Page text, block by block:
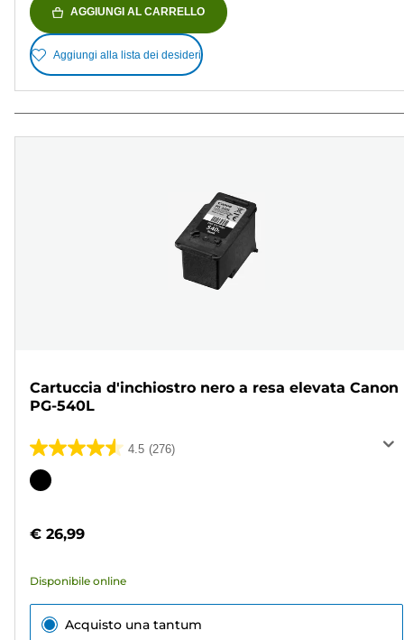
AGGIUNGI AL CARRELLO
Aggiungi alla lista dei desideri
Cartuccia d'inchiostro nero a resa elevata Canon
PG-540L
4.5 (276)
4.5
su
276
Cartuccia
€ 26,99
Disponibile online
Acquisto una tantum